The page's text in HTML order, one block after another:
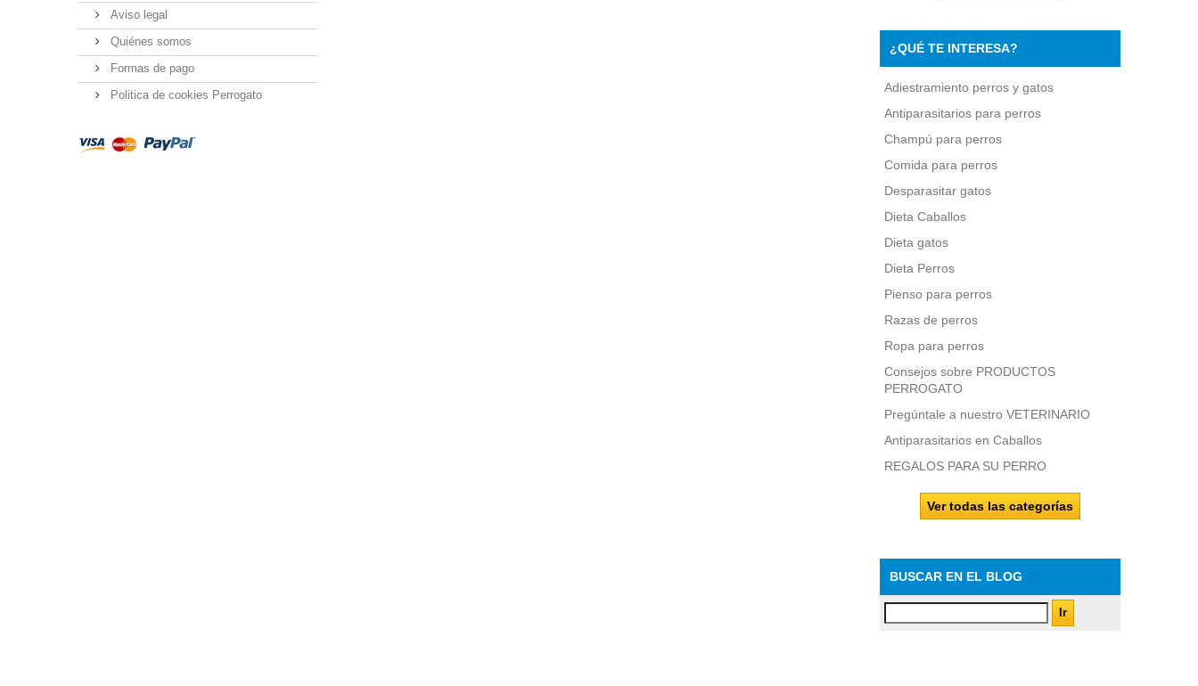
Aviso legal
Quiénes somos
Formas de pago
Politica de cookies Perrogato
¿QUÉ TE INTERESA?
Adiestramiento perros y gatos
Antiparasitarios para perros
Champú para perros
Comida para perros
Desparasitar gatos
Dieta Caballos
Dieta gatos
Dieta Perros
Pienso para perros
Razas de perros
Ropa para perros
Consejos sobre PRODUCTOS
PERROGATO
Pregúntale a nuestro VETERINARIO
Antiparasitarios en Caballos
REGALOS PARA SU PERRO
Ver todas las categorías
BUSCAR EN EL BLOG